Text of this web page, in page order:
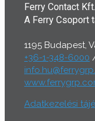
Ferry Contact Kft.
A Ferry Csoport
1195 Budapest,
+36-1-348-6000
Adatkezelési